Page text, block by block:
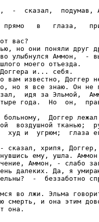
-  сказал,  подумав,
прямо   в   глаза,
вас?
но они поняли друг
улыбнулся Аммон,  -
моего отъезда.
и... себя.
вам известно, Доггер
но я все знаю. Он не
идя за Эльмой,
года.  Но  он,
больному,  Доггер
воздушной тканью;
худ и  угрюм;  глаза
сказал, хрипя,
ему, ушла. Аммон
Аммон, - слабо
далеких. Да, я
-  беззаботно
во лжи. Эльма
смерть, и она этим
она.